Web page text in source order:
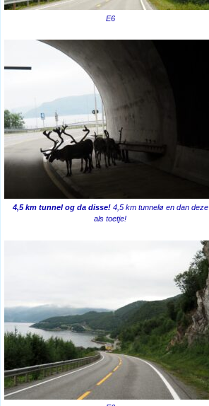
E6
4,5 km tunnel og da disse!4,5 km tunnelø en dan deze
als toetje!